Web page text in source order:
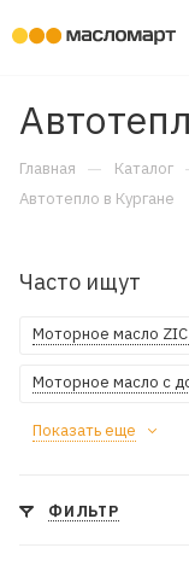
Главная — Каталог
Автотепло в Кургане
Часто ищут
Моторное масло
Моторное масло с
Показать еще
ФИЛЬТР